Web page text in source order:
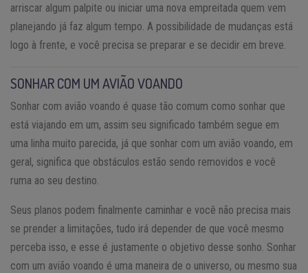
arriscar algum palpite ou iniciar uma nova empreitada quem vem
planejando já faz algum tempo. A possibilidade de mudanças está
logo à frente, e você precisa se preparar e se decidir em breve.
SONHAR COM UM AVIÃO VOANDO
Sonhar com avião voando é quase tão comum como sonhar que
está viajando em um, assim seu significado também segue em
uma linha muito parecida, já que sonhar com um avião voando, em
geral, significa que obstáculos estão sendo removidos e você
ruma ao seu destino.
Seus planos podem finalmente caminhar e você não precisa mais
se prender a limitações, tudo irá depender de que você mesmo
perceba isso, e esse é justamente o objetivo desse sonho. Sonhar
com um avião voando é uma maneira de o universo, ou mesmo sua